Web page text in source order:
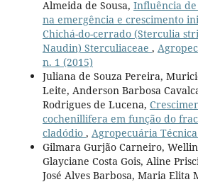
Almeida de Sousa, Influência
na emergência e crescimento
Chichá-do-cerrado (Sterculia
Naudin) Sterculiaceae ,
n. 1 (2015)
Juliana de Souza Pereira,
Leite, Anderson Barbosa
Rodrigues de Lucena,
cochenillifera em função do
cladódio , Agropecuária
Gilmara Gurjão Carneiro,
Glayciane Costa Gois, Aline
José Alves Barbosa, Maria Elita